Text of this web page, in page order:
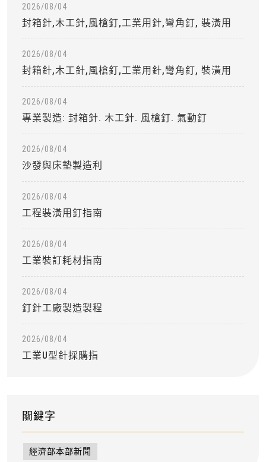
2026/08/04
封箱針,木工針,風槍釘,工業用針,彎角釘, 裝潢用
2026/08/04
封箱針,木工針,風槍釘,工業用針,彎角釘, 裝潢用
2026/08/04
專業製造: 封箱針. 木工針. 風槍釘. 氣動釘
2026/08/04
沙發與床墊製造利
2026/08/04
工程裝潢用釘指南
2026/08/04
工業裝訂耗材指南
2026/08/04
釘針工廠製造製程
2026/08/04
工業U型針採購指
關鍵字
經濟部本部新聞